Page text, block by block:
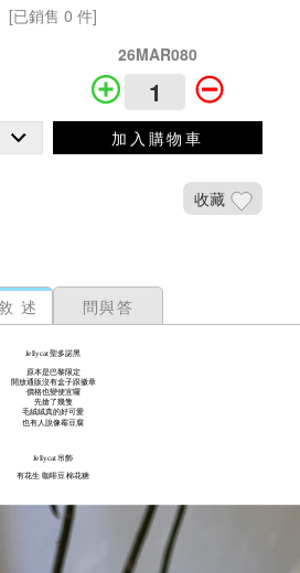
[已銷售 0 件]
26MAR080
加入購物車
收藏
述 問與答